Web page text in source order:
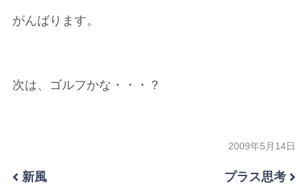
がんばります。
次は、ゴルフかな・・・？
2009年5月14日
新風 プラス思考